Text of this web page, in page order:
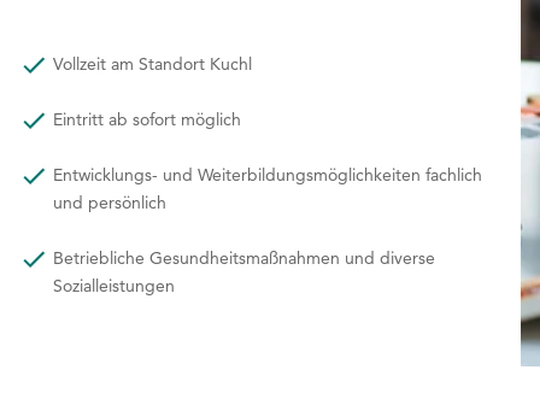
Vollzeit am Standort Kuchl
Eintritt ab sofort möglich
Entwicklungs- und Weiterbildungsmöglichkeiten fachlich
und persönlich
Betriebliche Gesundheitsmaßnahmen und diverse
Sozialleistungen